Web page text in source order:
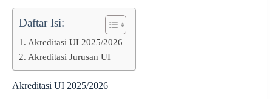
Daftar Isi:
Akreditasi UI 2025/2026
Akreditasi Jurusan UI
Akreditasi UI 2025/2026